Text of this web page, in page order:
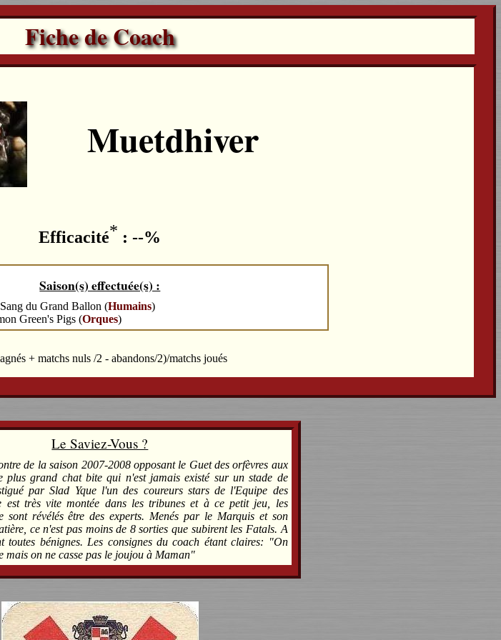
Fiche de Coach
Muetdhiver
Efficacité* : --%
Saison(s) effectuée(s) :
du Grand Ballon (Humains)
Green's Pigs (Orques)
+ matchs nuls /2 - abandons/2)/matchs joués
Le Saviez-Vous ?
de la saison 2007-2008 opposant le Guet des orfèvres aux
plus grand chat bite qui n'est jamais existé sur un stade de
par Slad Yque l'un des coureurs stars de l'Equipe des
est très vite montée dans les tribunes et à ce petit jeu, les
sont révélés être des experts. Menés par le Marquis et son
ce n'est pas moins de 8 sorties que subirent les Fatals. A
toutes bénignes. Les consignes du coach étant claires: "On
mais on ne casse pas le joujou à Maman"